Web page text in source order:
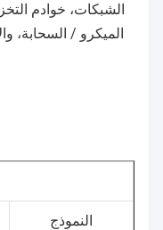
الميكرو / السحابة،
النموذج